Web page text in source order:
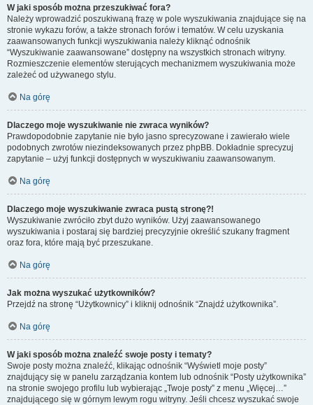
W jaki sposób można przeszukiwać fora?
Należy wprowadzić poszukiwaną frazę w pole wyszukiwania znajdujące się na
stronie wykazu forów, a także stronach forów i tematów. W celu uzyskania
zaawansowanych funkcji wyszukiwania należy kliknąć odnośnik
“Wyszukiwanie zaawansowane” dostępny na wszystkich stronach witryny.
Rozmieszczenie elementów sterujących mechanizmem wyszukiwania może
zależeć od używanego stylu.
Na górę
Dlaczego moje wyszukiwanie nie zwraca wyników?
Prawdopodobnie zapytanie nie było jasno sprecyzowane i zawierało wiele
podobnych zwrotów niezindeksowanych przez phpBB. Dokładnie sprecyzuj
zapytanie – użyj funkcji dostępnych w wyszukiwaniu zaawansowanym.
Na górę
Dlaczego moje wyszukiwanie zwraca pustą stronę?!
Wyszukiwanie zwróciło zbyt dużo wyników. Użyj zaawansowanego
wyszukiwania i postaraj się bardziej precyzyjnie określić szukany fragment
oraz fora, które mają być przeszukane.
Na górę
Jak można wyszukać użytkowników?
Przejdź na stronę “Użytkownicy” i kliknij odnośnik “Znajdź użytkownika”.
Na górę
W jaki sposób można znaleźć swoje posty i tematy?
Swoje posty można znaleźć, klikając odnośnik “Wyświetl moje posty”
znajdujący się w panelu zarządzania kontem lub odnośnik “Posty użytkownika”
na stronie swojego profilu lub wybierając „Twoje posty” z menu „Więcej…”
znajdującego się w górnym lewym rogu witryny. Jeśli chcesz wyszukać swoje